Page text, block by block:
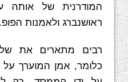
המודרנית של אותה
ראושנברג ולאמנות הפופ.
רבים מתארים את
כלומר, אמן המוערך על